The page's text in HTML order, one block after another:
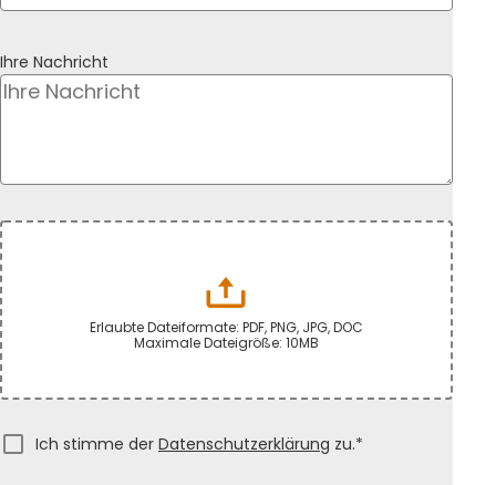
Ihre Nachricht
Erlaubte Dateiformate: PDF, PNG, JPG, DOC
Maximale Dateigröße: 10MB
Ich stimme der Datenschutzerklärung zu.*